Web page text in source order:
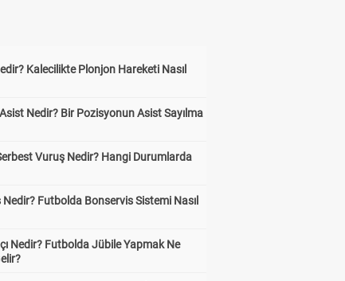
Kalecilikte Plonjon Hareketi Nasıl
Nedir? Bir Pozisyonun Asist Sayılma
Vuruş Nedir? Hangi Durumlarda
Futbolda Bonservis Sistemi Nasıl
Nedir? Futbolda Jübile Yapmak Ne